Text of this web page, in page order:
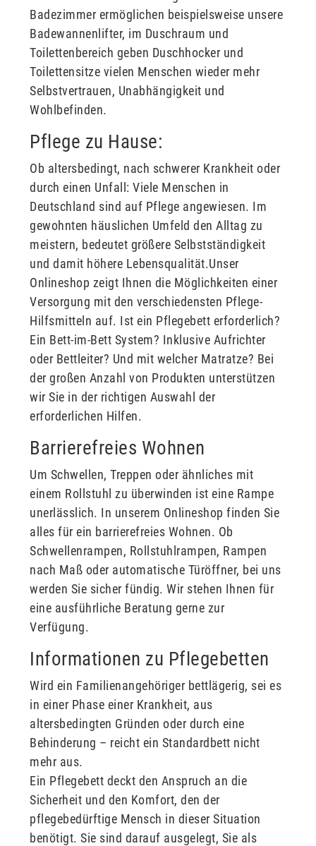
Badezimmer ermöglichen beispielsweise unsere
Badewannenlifter, im Duschraum und
Toilettenbereich geben Duschhocker und
Toilettensitze vielen Menschen wieder mehr
Selbstvertrauen, Unabhängigkeit und
Wohlbefinden.
Pflege zu Hause:
Ob altersbedingt, nach schwerer Krankheit oder
durch einen Unfall: Viele Menschen in
Deutschland sind auf Pflege angewiesen. Im
gewohnten häuslichen Umfeld den Alltag zu
meistern, bedeutet größere Selbstständigkeit
und damit höhere Lebensqualität.Unser
Onlineshop zeigt Ihnen die Möglichkeiten einer
Versorgung mit den verschiedensten Pflege-
Hilfsmitteln auf. Ist ein Pflegebett erforderlich?
Ein Bett-im-Bett System? Inklusive Aufrichter
oder Bettleiter? Und mit welcher Matratze? Bei
der großen Anzahl von Produkten unterstützen
wir Sie in der richtigen Auswahl der
erforderlichen Hilfen.
Barrierefreies Wohnen
Um Schwellen, Treppen oder ähnliches mit
einem Rollstuhl zu überwinden ist eine Rampe
unerlässlich. In unserem Onlineshop finden Sie
alles für ein barrierefreies Wohnen. Ob
Schwellenrampen, Rollstuhlrampen, Rampen
nach Maß oder automatische Türöffner, bei uns
werden Sie sicher fündig. Wir stehen Ihnen für
eine ausführliche Beratung gerne zur
Verfügung.
Informationen zu Pflegebetten
Wird ein Familienangehöriger bettlägerig, sei es
in einer Phase einer Krankheit, aus
altersbedingten Gründen oder durch eine
Behinderung – reicht ein Standardbett nicht
mehr aus.
Ein Pflegebett deckt den Anspruch an die
Sicherheit und den Komfort, den der
pflegebedürftige Mensch in dieser Situation
benötigt. Sie sind darauf ausgelegt, Sie als